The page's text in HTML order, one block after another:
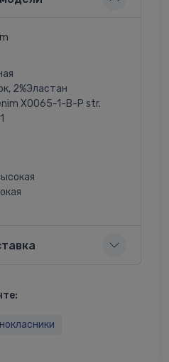
2%Эластан
X0065-1-B-P str.